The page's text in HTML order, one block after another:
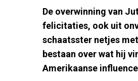
De overwinning van
felicitaties, ook uit
schaatsster netjes
bestaan over wat hij
Amerikaanse